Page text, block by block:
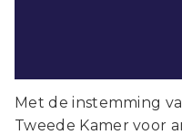
Met de instemming
Tweede Kamer voor